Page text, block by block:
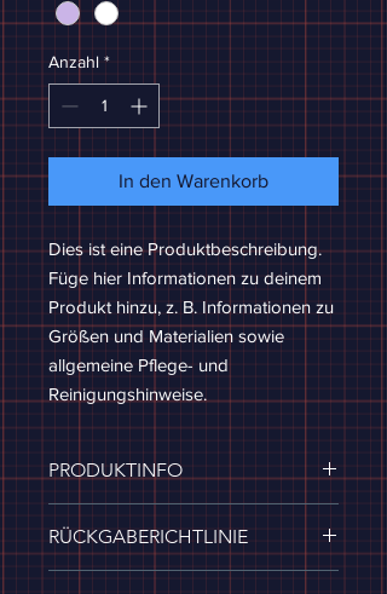
Anzahl *
In den Warenkorb
Dies ist eine Produktbeschreibung.
Füge hier Informationen zu deinem
Produkt hinzu, z. B. Informationen zu
Größen und Materialien sowie
allgemeine Pflege- und
Reinigungshinweise.
PRODUKTINFO
Informationen zu deinem Produkt
hinzu, z. B. Informationen zu Größen
RÜCKGABERICHTLINIE